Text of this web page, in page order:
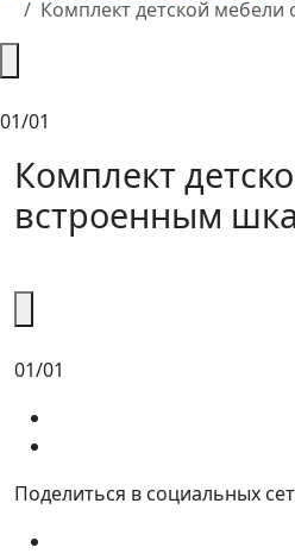
Комплект детской
01/01
Комплект
встроенным
01/01
Поделиться в социальных